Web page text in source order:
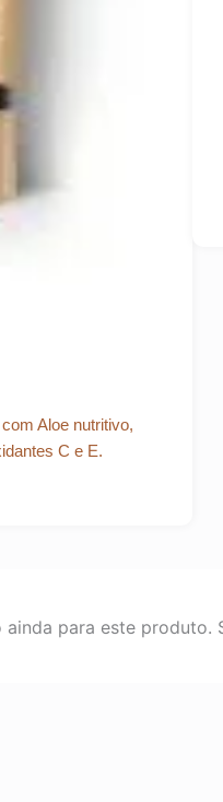
Aloe nutritivo,
C e E.
ainda para este produto.